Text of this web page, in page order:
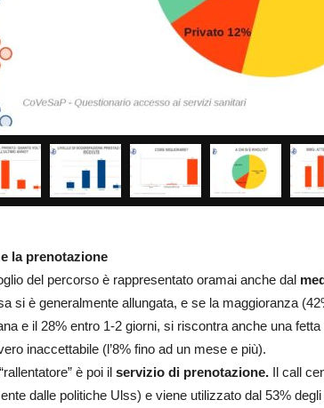
e la prenotazione
del percorso è rappresentato oramai anche dal
si è generalmente allungata, e se la maggioranza
e il 28% entro 1-2 giorni, si riscontra anche una
inaccettabile (l’8% fino ad un mese e più).
è poi il servizio di prenotazione. Il call
dalle politiche Ulss) e viene utilizzato dal 53%